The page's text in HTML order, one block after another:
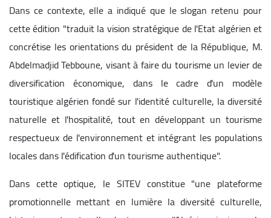
Dans ce contexte, elle a indiqué que le slogan retenu pour
cette édition "traduit la vision stratégique de l'Etat algérien et
concrétise les orientations du président de la République, M.
Abdelmadjid Tebboune, visant à faire du tourisme un levier de
diversification économique, dans le cadre d'un modèle
touristique algérien fondé sur l'identité culturelle, la diversité
naturelle et l'hospitalité, tout en développant un tourisme
respectueux de l'environnement et intégrant les populations
locales dans l'édification d'un tourisme authentique".
Dans cette optique, le SITEV constitue "une plateforme
promotionnelle mettant en lumière la diversité culturelle,